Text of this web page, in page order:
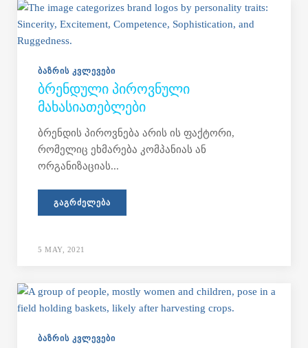
ᲑᲐᲖᲠᲘᲡ ᲙᲕᲚᲔᲕᲔᲑᲘ
ᲑᲠᲔᲜᲓᲣᲚᲘ ᲞᲘᲠᲝᲕᲜᲣᲚᲘ
ᲛᲐᲮᲐᲡᲘᲐᲗᲔᲑᲚᲔᲑᲘ
ბრენდის პიროვნება არის ის ფაქტორი,
რომელიც ეხმარება კომპანიას ან
ორგანიზაციას...
ᲒᲐᲒᲠᲫᲔᲚᲔᲑᲐ
5 MAY, 2021
ᲑᲐᲖᲠᲘᲡ ᲙᲕᲚᲔᲕᲔᲑᲘ